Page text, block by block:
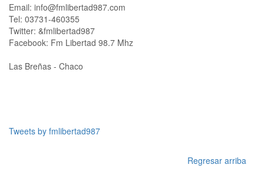
Email: info@fmlibertad987.com
Tel: 03731-460355
Twitter: &fmlibertad987
Facebook: Fm Libertad 98.7 Mhz
Las Breñas - Chaco
Tweets by fmlibertad987
Regresar arriba